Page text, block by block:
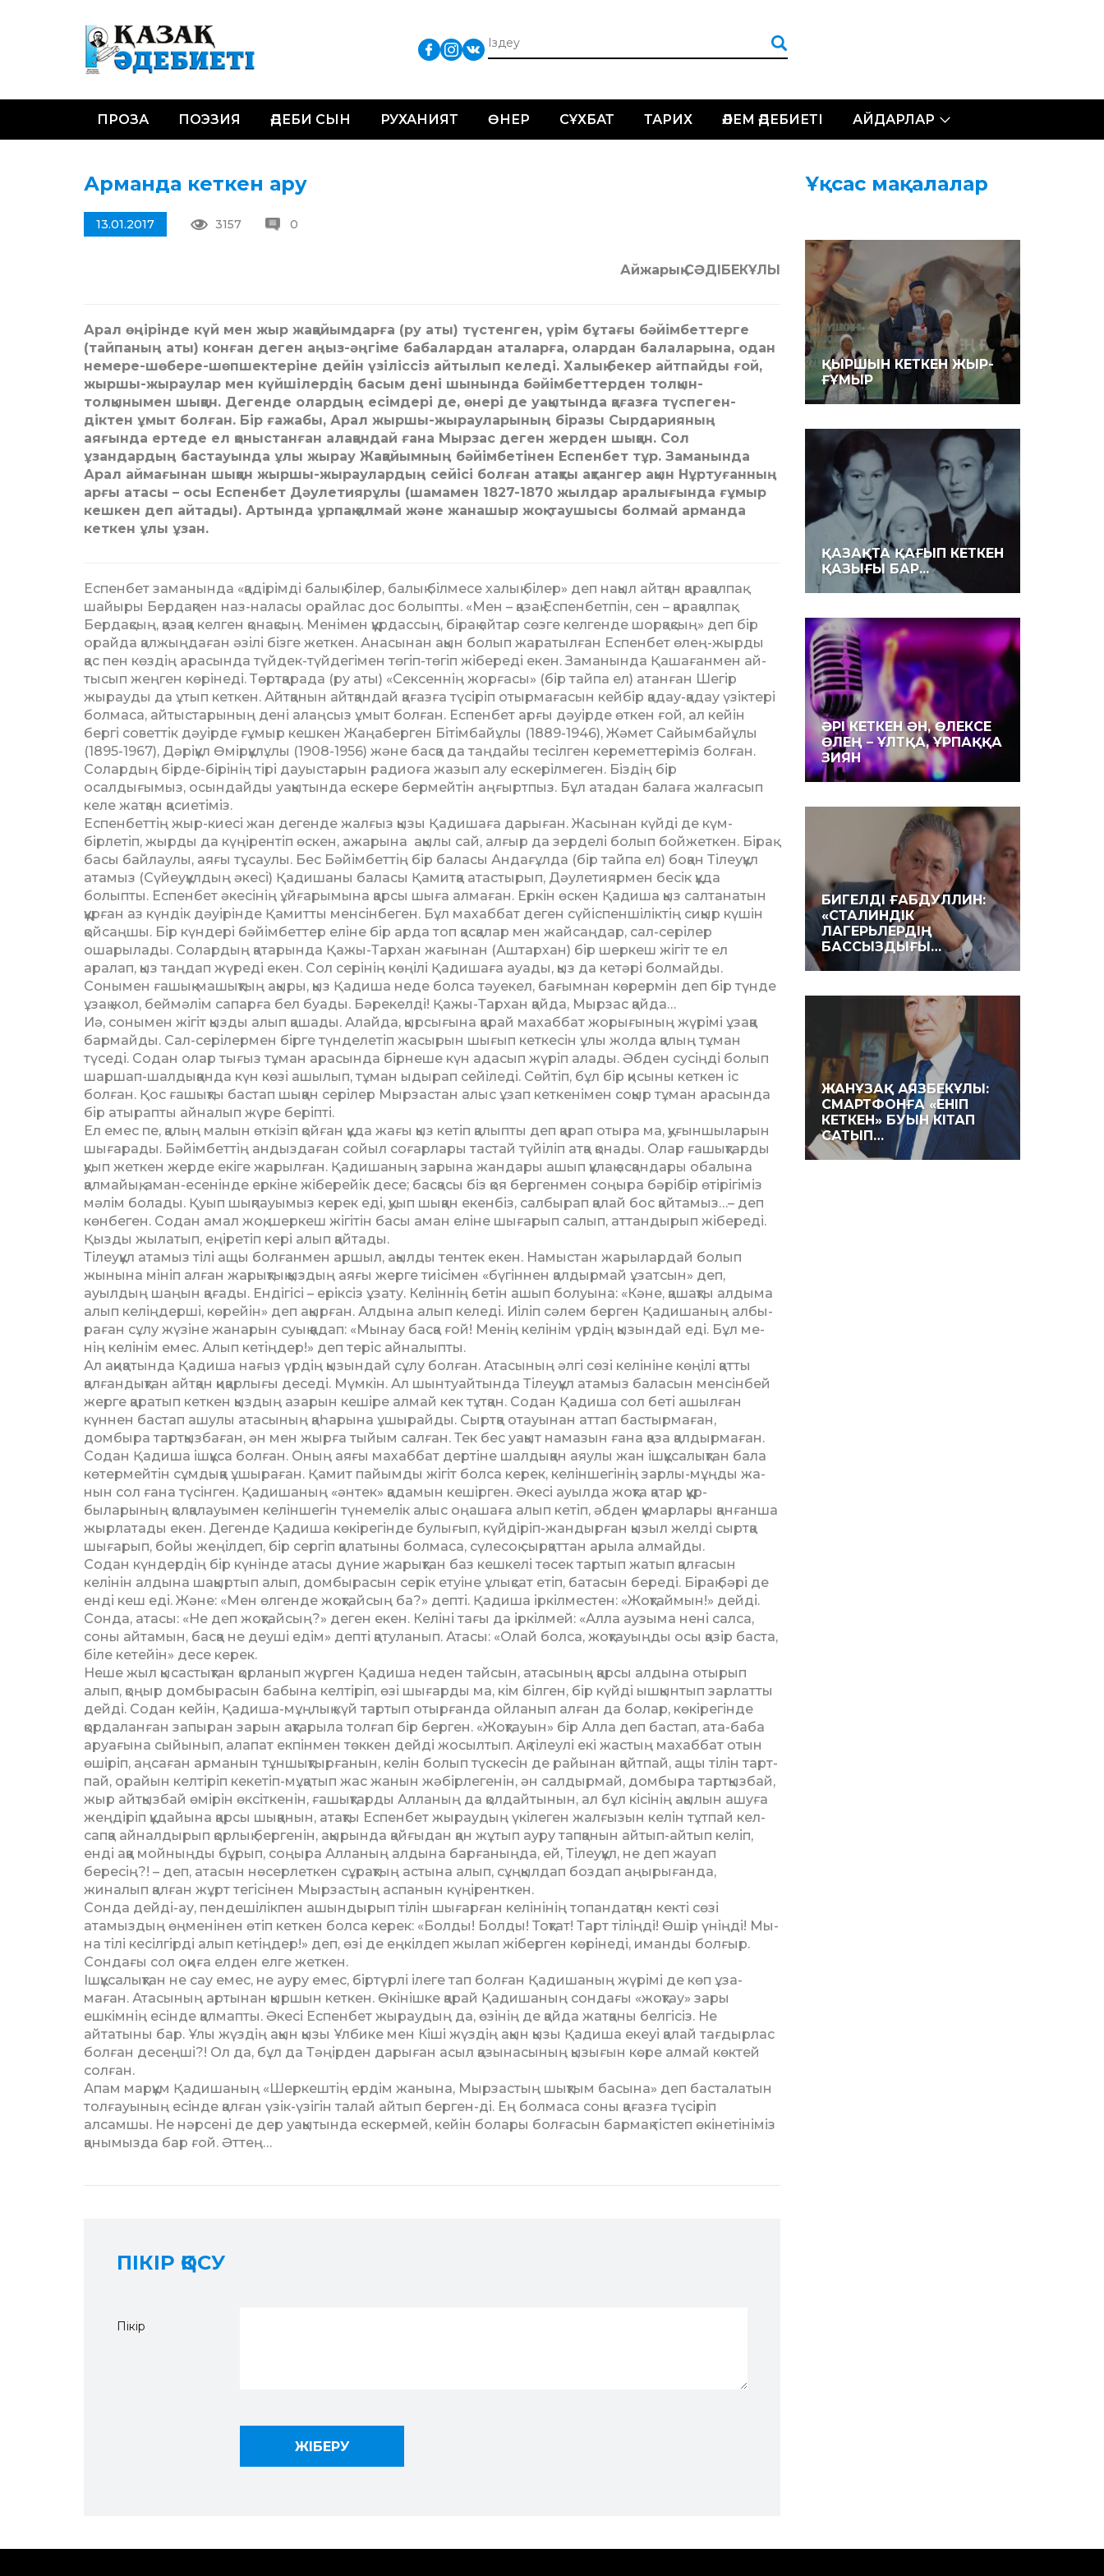
ПРОЗА ПОЭЗИЯ ӘДЕБИ СЫН РУХАНИЯТ ӨНЕР СҰХБАТ ТАРИХ ӘЛЕМ ӘДЕБИЕТІ АЙДАРЛАР
Арманда кеткен ару
13.01.2017 3157 0
Айжарық СӘДІБЕКҰЛЫ
Арал өңірінде күй мен жыр жақайымдарға (ру аты) түстенген, үрім бұтағы бәйімбеттерге
(тайпаның аты) конған деген аңыз-әңгіме бабалардан аталарға, олардан балаларына, одан
немере-шөбере-шөпшектеріне дейін үзіліссіз айтылып келеді. Халық бекер айтпайды ғой,
жыршы-жыраулар мен күйшілердің басым дені шынында бәйімбеттерден толқын-
толқынымен шыққан. Дегенде олардың есімдері де, өнері де уақытында қағазға түспеген-
діктен ұмыт болған. Бір ғажабы, Арал жыршы-жырауларының біразы Сырдарияның
аяғында ертеде ел қоныстанған алақандай ғана Мырзас деген жерден шыққан. Сол
ұзандардың бастауында ұлы жырау Жақайымның бәйімбетінен Еспенбет тұр. Заманында
Арал аймағынан шыққан жыршы-жыраулардың сейісі болған атақты ақтангер ақын Нұртуғанның
арғы атасы – осы Еспенбет Дәулетиярұлы (шамамен 1827-1870 жылдар аралығында ғұмыр
кешкен деп айтады). Артында ұрпақ қалмай және жанашыр жоқ-таушысы болмай арманда
кеткен ұлы ұзан.
Еспенбет заманында «қа­ді­рім­ді балық білер, балық білмесе ха­лық білер» деп нақыл айтқан қа­рақалпақ
шайыры Бердақпен наз-наласы орайлас дос болыпты. «Мен – қазақ Еспенбетпін, сен – қарақалпақ
Бердақсың, қа­зақ­қа келген қонақсың. Ме­ні­мен құрдассың, бірақ айтар сөзге кел­генде шорқақсың» деп бір
орай­да қалжыңдаған әзілі бізге жет­кен. Анасынан ақын болып жа­ратылған Еспенбет өлең-жыр­ды
қас пен көздің арасында түй­дек-түйдегімен төгіп-төгіп жі­бе­ре­ді екен. Заманында Қашағанмен ай­
тысып жеңген көрінеді. Төрт­қара­да (ру аты) «Сексеннің жор­ғасы» (бір тайпа ел) атанған Шегір
жырауды да ұтып кеткен. Айт­қанын айтқандай қағазға түсі­ріп отырмағасын кейбір қадау-қадау үзіктері
болмаса, айтыстарының дені алаңсыз ұмыт болған. Ес­пен­бет арғы дәуірде өткен ғой, ал кейін
бергі советтік дәуірде ғұ­мыр кешкен Жаңаберген Бітім­бай­ұлы (1889-1946), Жәмет Сайымбайұлы
(1895-1967), Дәрі­құл Өмірқұлұлы (1908-1956) және басқа да таңдайы тесілген кере­мет­теріміз болған.
Солардың бірде-бірінің тірі дауыстарын ра­диоға жа­зып алу ескерілмеген. Біздің бір
осалдығымыз, осындайды уа­қытында ескере бер­мей­тін аң­ғырт­пыз. Бұл атадан балаға жал­ғасып
келе жатқан қасие­тіміз.
Еспенбеттің жыр-киесі жан де­генде жалғыз қызы Қадишаға да­рыған. Жасынан күйді де күм­
бірлетіп, жырды да күңірентіп өс­кен, ажарына ақылы сай, ал­ғыр да зерделі болып бойжеткен. Бі­рақ
басы байлаулы, аяғы тұ­сау­лы. Бес Бәйімбеттің бір баласы Ан­дағұлда (бір тайпа ел) боқан Ті­леу­құл
атамыз (Сүйеуқұл­дың әкесі) Қадишаны баласы Қа­мит­қа атастырып, Дәулетиярмен бе­сік құда
болыпты. Еспенбет әке­сінің ұйғарымына қарсы шы­ға алмаған. Еркін өскен Қадиша қыз салтанатын
құрған аз күндік дәуірінде Қамитты менсінбеген. Бұл махаббат деген сүйіспен­ші­лік­тің сиқыр күшін
қойсаңшы. Бір күндері бәйімбеттер еліне бір арда топ қасқалар мен жайсаңдар, сал-серілер
ошарылады. Солар­дың қатарында Қажы-Тархан жа­­­ғынан (Аштархан) бір шеркеш жі­гіт те ел
аралап, қыз таңдап жү­реді екен. Сол серінің көңілі Қа­дишаға ауады, қыз да кетәрі бол­майды.
Сонымен ғашық-машықтың ақыры, қыз Қадиша неде болса тәуе­кел, бағымнан көрермін деп бір түнде
ұзақ жол, беймәлім са­пар­ға бел буады. Бәрекелді! Қа­жы-Тархан қайда, Мырзас қай­да…
Иә, сонымен жігіт қызды алып қашады. Алайда, қыр­сы­ғы­на қарай махаббат жорығының жүрімі ұзаққа
бармайды. Сал-се­рі­лермен бірге түнделетіп жасырын шығып кеткесін ұлы жолда қалың тұман
түседі. Содан олар ты­ғыз тұман арасында бірнеше күн адасып жүріп алады. Әбден сусіңді болып
шаршап-шалдық­қан­да күн көзі ашылып, тұман ыды­рап сейіледі. Сөйтіп, бұл бір қисыны кеткен іс
болған. Қос ға­шықты бастап шыққан серілер Мыр­застан алыс ұзап кеткенімен со­қыр тұман арасында
бір атырапты айналып жүре беріпті.
Ел емес пе, қалың малын өт­кі­зіп қойған құда жағы қыз кетіп қа­лыпты деп қарап отыра ма, қу­ғыншыларын
шығарады. Бәйім­беттің андыздаған сойыл со­ғарлары тастай түйіліп атқа қо­нады. Олар ғашықтарды
қуып жет­кен жерде екіге жарылған. Қа­дишаның зарына жандары ашып құлақ асқандары обалына
қалмайық, аман-есенінде еркіне жіберейік десе; басқасы біз қоя бергенмен соңыра бәрібір өтірігіміз
мәлім болады. Қуып шық­пауымыз керек еді, қуып шық­қан екенбіз, салбырап қалай бос қайтамыз…– деп
көнбеген. Содан амал жоқ, шеркеш жігітін басы аман еліне шығарып салып, аттандырып жібереді.
Қызды жылатып, еңіретіп кері алып қай­тады.
Тілеуқұл атамыз тілі ащы бол­ғанмен аршыл, ақылды тентек екен. Намыстан жарылардай болып
жынына мініп алған жа­рықтық қыздың аяғы жерге тиі­сімен «бүгіннен қалдырмай ұзат­сын» деп,
ауылдың шаңын қа­ға­ды. Ендігісі – еріксіз ұзату. Ке­ліннің бетін ашып болуына: «Кә­не, қашақты алдыма
алып ке­ліңдерші, көрейін» деп ақыр­ған. Алдына алып келеді. Иіліп сәлем берген Қадишаның албы­
ра­ған сұлу жүзіне жанарын суық қадап: «Мынау басқа ғой! Менің ке­лінім үрдің қызындай еді. Бұл ме­
нің келінім емес. Алып кетің­дер!» деп теріс айналыпты.
Ал ақиқатында Қадиша нағыз үр­дің қызындай сұлу болған. Ата­сының әлгі сөзі келініне көңі­лі қатты
қалғандықтан айт­қан қиқарлығы деседі. Мүмкін. Ал шынтуайтында Тілеуқұл атамыз баласын менсінбей
жерге қаратып кеткен қыздың азарын ке­шіре алмай кек тұтқан. Содан Қа­диша сол беті ашылған
күннен бас­тап ашулы атасының қаһа­рына ұшырайды. Сыртқа отауынан аттап бастырмаған,
домбыра тартқызбаған, ән мен жырға тыйым салған. Тек бес уақыт нама­зын ғана қаза қалдырмаған.
Содан Қадиша ішқұса болған. Оның аяғы махаббат дертіне шалдыққан аяулы жан ішқұса­лық­тан бала
көтермейтін сұм­дық­қа ұшыраған. Қамит пайымды жігіт болса керек, келіншегінің зарлы-мұңды жа­
нын сол ғана түсінген. Қади­шаның «әнтек» қадамын кешір­ген. Әкесі ауылда жоқта қатар құр­
быларының қолқалауымен ке­ліншегін түне­мелік алыс оңа­шаға алып кетіп, әбден құмарлары қанғанша
жырлатады екен. Дегенде Қадиша көкірегінде булы­ғып, күйдіріп-жандырған қызыл жел­ді сыртқа
шығарып, бойы жеңіл­деп, бір сергіп қалатыны бол­маса, сүле­соқ сырқаттан арыла алмайды.
Содан күндердің бір күнінде ата­сы дүние жарықтан баз кеш­келі төсек тартып жатып қал­ға­сын
келінін алдына шақыртып алып, домбырасын серік етуіне ұлық­сат етіп, батасын береді. Бі­рақ бәрі де
енді кеш еді. Және: «Мен өлгенде жоқтайсың ба?» деп­ті. Қадиша іркілместен: «Жоқ­таймын!» дейді.
Сонда, ата­сы: «Не деп жоқтайсың?» деген екен. Келіні тағы да іркілмей: «Ал­ла аузыма нені салса,
соны ай­тамын, басқа не деуші едім» деп­ті қатуланып. Атасы: «Олай бол­са, жоқтауыңды осы қазір бас­та,
біле кетейін» десе керек.
Неше жыл қысастықтан қор­ланып жүрген Қадиша неден тай­сын, атасының қарсы алдына оты­рып
алып, қоңыр домбырасын бабына келтіріп, өзі шығарды ма, кім білген, бір күйді ышқын­тып зарлатты
дейді. Содан кейін, Қадиша-мұңлық күй тартып отыр­ғанда ойланып алған да бо­лар, көкірегінде
қордаланған за­пыран зарын ақтарыла толғап бір берген. «Жоқтауын» бір Алла деп бастап, ата-баба
аруағына сыйы­нып, алапат екпінмен төккен дейді жосылтып. Ақ тілеулі екі жас­тың махаббат отын
өшіріп, аң­саған арманын тұншықтыр­ға­нын, келін болып түскесін де райы­нан қайтпай, ащы тілін тарт­
пай, орайын келтіріп кеке­тіп-мұқатып жас жанын жәбір­ле­генін, ән салдырмай, домбыра тарт­қызбай,
жыр айтқызбай өмі­рін өксіткенін, ғашықтарды Ал­ла­ның да қолдайтынын, ал бұл кісінің ақылын ашуға
жеңдіріп құдайына қарсы шыққанын, атақты Еспенбет жыраудың үкі­леген жалғызын келін тұтпай кел­
сапқа айналдырып қорлық бер­­генін, ақырында қайғыдан қан жұтып ауру тапқанын айтып-айтып келіп,
енді аққа мойныңды бұрып, соңыра Алланың алдына барғаныңда, ей, Тілеуқұл, не деп жауап
бересің?! – деп, атасын нө­серлеткен сұрақтың астына алып, сұңқылдап боздап аңы­ры­ғанда,
жиналып қалған жұрт те­гісінен Мырзастың аспанын күңіренткен.
Сонда дейді-ау, пендешілік­пен ашындырып тілін шығарған келінінің топандатқан кекті сөзі
атамыздың өңменінен өтіп кеткен болса керек: «Болды! Болды! Тоқтат! Тарт тіліңді! Өшір үніңді! Мы­
на тілі кесілгірді алып кетің­дер!» деп, өзі де еңкілдеп жылап жіберген көрінеді, иманды бол­ғыр.
Сондағы сол оқиға елден елге жет­кен.
Ішқұсалықтан не сау емес, не ауру емес, біртүрлі ілеге тап бол­ған Қадишаның жүрімі де көп ұза­
маған. Атасының артынан қыр­шын кеткен. Өкінішке қарай Қа­дишаның сондағы «жоқтау» зары
ешкімнің есінде қалмапты. Әкесі Еспенбет жыраудың да, өзі­нің де қайда жатқаны белгісіз. Не
айтатыны бар. Ұлы жүздің ақын қызы Ұлбике мен Кіші жүз­дің ақын қызы Қадиша екеуі қа­лай тағдырлас
болған десеңші?! Ол да, бұл да Тәңірден дарыған асыл қазынасының қызығын кө­ре алмай көктей
солған.
Апам марқұм Қадишаның «Шер­кештің ердім жанына, Мыр­застың шықтым басына» деп басталатын
толғауының есін­де қалған үзік-үзігін талай ай­тып берген-ді. Ең болмаса со­ны қағазға түсіріп
алсамшы. Не нәрсені де дер уақытында ескермей, кейін болары болғасын бар­мақ тістеп өкінетініміз
қаны­мыз­да бар ғой. Әттең…
ПІКІР ҚОСУ
Пікір
Ұқсас мақалалар
ҚЫРШЫН КЕТКЕН ЖЫР-
ҒҰМЫР
ҚАЗАҚТА ҚАҒЫП КЕТКЕН
ҚАЗЫҒЫ БАР...
ӘРІ КЕТКЕН ӘН, ӨЛЕКСЕ
ӨЛЕҢ – ҰЛТҚА, ҰРПАҚҚА
ЗИЯН
БИГЕЛДІ ҒАБДУЛЛИН:
«СТАЛИНДІК
ЛАГЕРЬЛЕРДІҢ
БАССЫЗДЫҒЫ…
ЖАНҰЗАҚ АЯЗБЕКҰЛЫ:
СМАРТФОНҒА «ЕНІП
КЕТКЕН» БУЫН КІТАП
САТЫП…